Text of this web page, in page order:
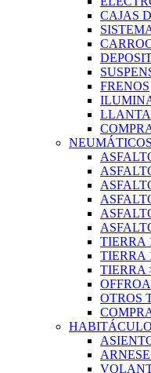
CAJAS
FRENOS
TIERRA
TIERRA
TIERRA
OTROS
HABITÁCULO